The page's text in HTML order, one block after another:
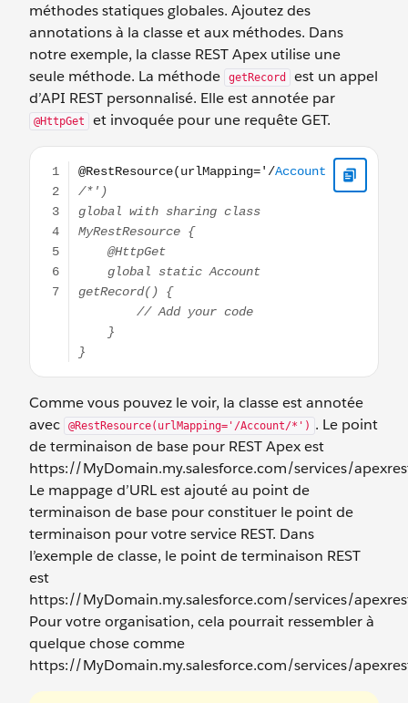
méthodes statiques globales. Ajoutez des
annotations à la classe et aux méthodes. Dans
notre exemple, la classe REST Apex utilise une
seule méthode. La méthode
getRecord
est un appel
d’API REST personnalisé. Elle est annotée par
@HttpGet
et invoquée pour une requête GET.
@RestResource(urlMapping='/Account/*') global
Comme vous pouvez le voir, la classe est annotée
avec
@RestResource(urlMapping='/Account/*') . Le point
de terminaison de base pour REST Apex est
https://MyDomain.my.salesforce.com/services/
Le mappage d’URL est ajouté au point de
terminaison de base pour constituer le point de
terminaison pour votre service REST. Dans
l’exemple de classe, le point de terminaison REST
est
https://MyDomain.my.salesforce.com/services/
Pour votre organisation, cela pourrait ressembler à
quelque chose comme
https://MyDomain.my.salesforce.com/services/